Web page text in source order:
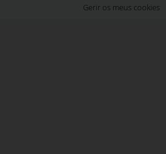
Gerir os meus cookies